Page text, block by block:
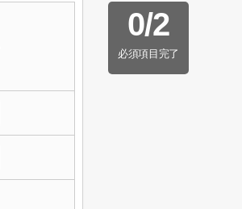
0/2
必須項目完了